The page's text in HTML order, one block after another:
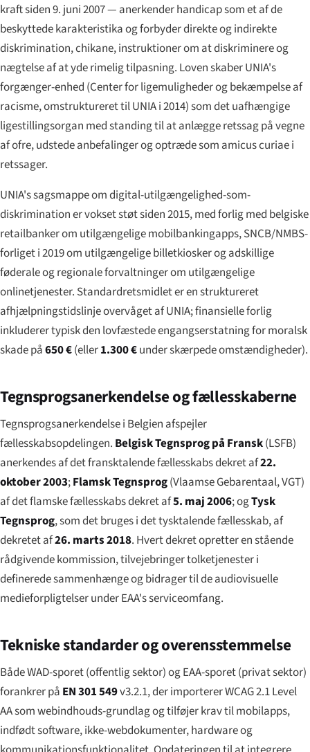
kraft siden 9. juni 2007 — anerkender handicap som et af de
beskyttede karakteristika og forbyder direkte og indirekte
diskrimination, chikane, instruktioner om at diskriminere og
nægtelse af at yde rimelig tilpasning. Loven skaber UNIA's
forgænger-enhed (Center for ligemuligheder og bekæmpelse af
racisme, omstruktureret til UNIA i 2014) som det uafhængige
ligestillingsorgan med standing til at anlægge retssag på vegne
af ofre, udstede anbefalinger og optræde som amicus curiaei
retssager.
UNIA's sagsmappe om digital-utilgængelighed-som-
diskrimination er vokset støt siden 2015, med forlig med belgiske
retailbanker om utilgængelige mobilbankingapps, SNCB/NMBS-
forliget i 2019 om utilgængelige billetkiosker og adskillige
føderale og regionale forvaltninger om utilgængelige
onlinetjenester. Standardretsmidlet er en struktureret
afhjælpningstidslinje overvåget af UNIA; finansielle forlig
inkluderer typisk den lovfæstede engangserstatning for moralsk
skade på650 €(eller1.300 €under skærpede omstændigheder).
Tegnsprogsanerkendelse og fællesskaberne
Tegnsprogsanerkendelse i Belgien afspejler
fællesskabsopdelingen. Belgisk Tegnsprog på Fransk(LSFB)
anerkendes af det fransktalende fællesskabs dekret af22.
oktober 2003;Flamsk Tegnsprog(Vlaamse Gebarentaal, VGT)
af det flamske fællesskabs dekret af5. maj 2006; ogTysk
Tegnsprog, som det bruges i det tysktalende fællesskab, af
dekretet af26. marts 2018. Hvert dekret opretter en stående
rådgivende kommission, tilvejebringer tolketjenester i
definerede sammenhænge og bidrager til de audiovisuelle
medieforpligtelser under EAA's serviceomfang.
Tekniske standarder og overensstemmelse
Både WAD-sporet (offentlig sektor) og EAA-sporet (privat sektor)
forankrer på EN 301 549v3.2.1, der importerer WCAG 2.1 Level
AA som webindhouds-grundlag og tilføjer krav til mobilapps,
indfødt software, ikke-webdokumenter, hardware og